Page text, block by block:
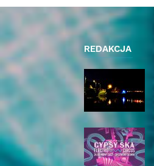
REDAKCJA